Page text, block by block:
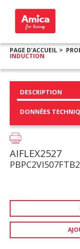
PAGE D'ACCUEIL
INDUCTION
DESCRIPTION
DONNÉES
AIFLEX2527